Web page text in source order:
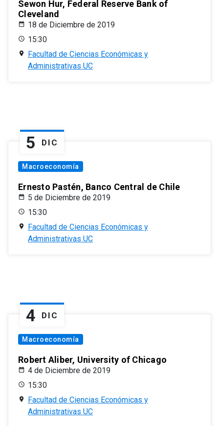
Sewon Hur, Federal Reserve Bank of
Cleveland
18 de Diciembre de 2019
15:30
Facultad de Ciencias Económicas y
Administrativas UC
5 DIC
Macroeconomía
Ernesto Pastén, Banco Central de Chile
5 de Diciembre de 2019
15:30
Facultad de Ciencias Económicas y
Administrativas UC
4 DIC
Macroeconomía
Robert Aliber, University of Chicago
4 de Diciembre de 2019
15:30
Facultad de Ciencias Económicas y
Administrativas UC